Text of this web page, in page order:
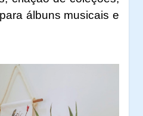
álbuns musicais e